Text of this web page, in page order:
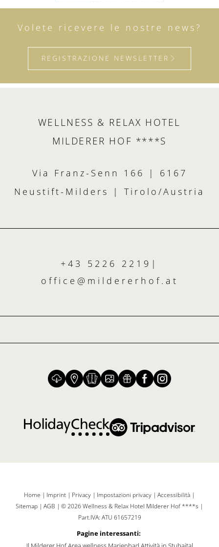
Volete ricevere le nostre news?
REGISTRAZIONE NEWSLETTER
WELLNESS & RELAX HOTEL
MILDERER HOF ****S
Via Franz-Senn 166 | 6167
Neustift-Milders | Tirolo/Austria
+43 5226 2219 |
office@ mildererhof. at
Home | Imprint | Privacy | Impostazioni privacy | Accessibilità |
Sitemap | AGB | © 2026 Wellness & Relax Hotel Milderer Hof ****s |
Part.IVA: ATU 61657219
Pagine interessanti: